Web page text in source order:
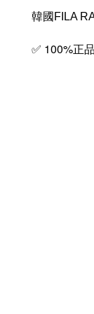
韓國FILA
✅ 100%正